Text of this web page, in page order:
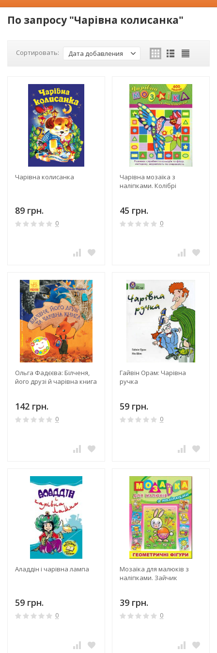
По запросу "Чарівна колисанка"
Сортировать: Дата добавления
Чарівна колисанка
89 грн.
0
Чарівна мозаїка з
наліпками. Колібрі
45 грн.
0
Ольга Фадєєва: Білченя,
його друзі й чарівна книга
142 грн.
0
Гайвін Орам: Чарівна
ручка
59 грн.
0
Аладдін і чарівна лампа
59 грн.
0
Мозаїка для малюків з
наліпками. Зайчик
39 грн.
0